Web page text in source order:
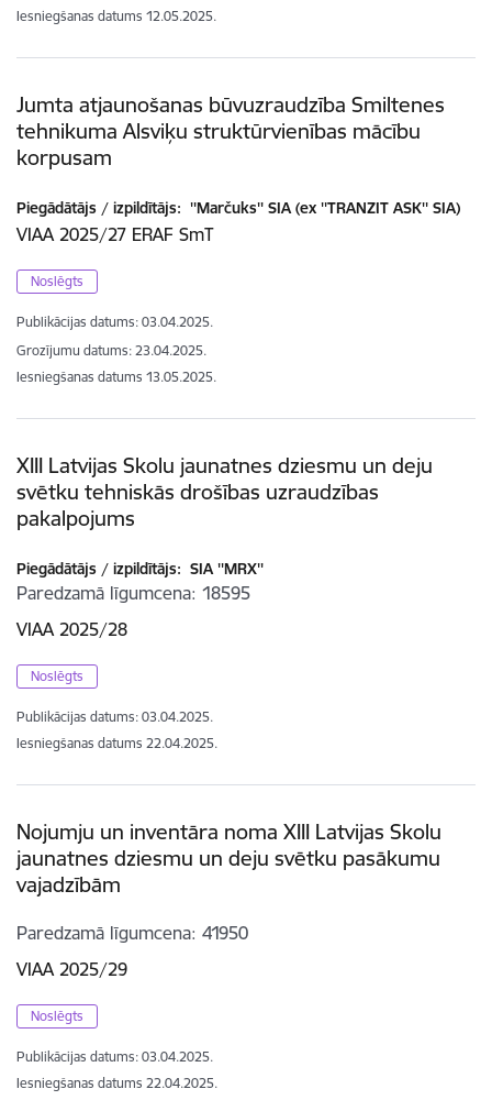
Iesniegšanas datums 12.05.2025.
Jumta atjaunošanas būvuzraudzība Smiltenes
tehnikuma Alsviķu struktūrvienības mācību
korpusam
Piegādātājs / izpildītājs: ''Marčuks'' SIA (ex ''TRANZIT ASK'' SIA)
VIAA 2025/27 ERAF SmT
Noslēgts
Publikācijas datums: 03.04.2025.
Grozījumu datums: 23.04.2025.
Iesniegšanas datums 13.05.2025.
XIII Latvijas Skolu jaunatnes dziesmu un deju
svētku tehniskās drošības uzraudzības
pakalpojums
Piegādātājs / izpildītājs: SIA ''MRX''
Paredzamā līgumcena 18595
VIAA 2025/28
Noslēgts
Publikācijas datums: 03.04.2025.
Iesniegšanas datums 22.04.2025.
Nojumju un inventāra noma XIII Latvijas Skolu
jaunatnes dziesmu un deju svētku pasākumu
vajadzībām
Paredzamā līgumcena 41950
VIAA 2025/29
Noslēgts
Publikācijas datums: 03.04.2025.
Iesniegšanas datums 22.04.2025.